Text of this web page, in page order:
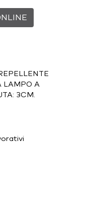
LAMPO A
3CM.